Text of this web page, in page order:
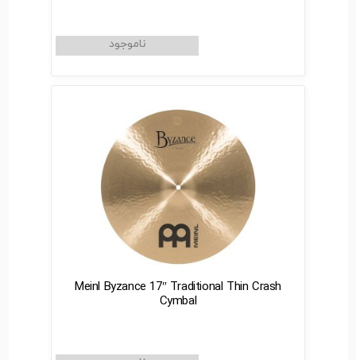
Meinl Byzance 17″ Traditional Thin Crash
Cymbal